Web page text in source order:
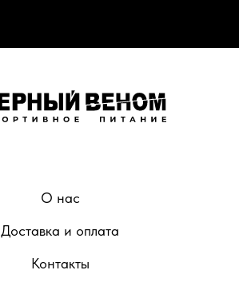
О нас
Доставка и оплата
Контакты